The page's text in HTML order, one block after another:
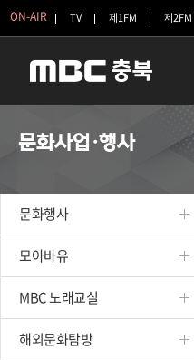
ON-AIR TV 제1FM 제2FM
문화사업·행사
문화행사
모아바유
MBC 노래교실
해외문화탐방